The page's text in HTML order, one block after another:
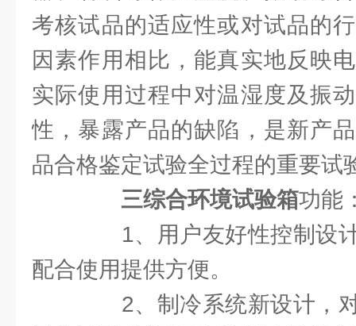
考核试品的适应性或对试品的
因素作用相比，能真实地反映
实际使用过程中对温湿度及振
性，暴露产品的缺陷，是新产
品合格鉴定试验全过程的重要试
三综合环境试验箱功能
1、用户友好性控制设计
配合使用提供方便。
2、制冷系统新设计，对